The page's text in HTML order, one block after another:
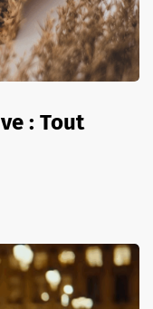
: Tout